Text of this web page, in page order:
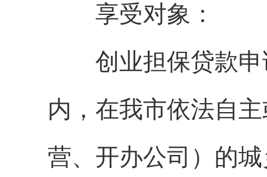
享受对象：
创业担保贷款申
内，在我市依法自
营、开办公司）的